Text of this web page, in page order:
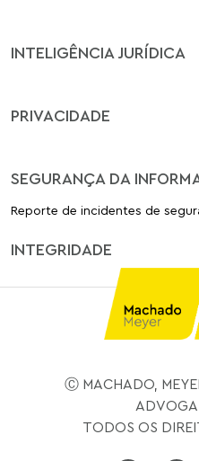
INTELIGÊNCIA JURÍDICA
PRIVACIDADE
SEGURANÇA DA
Reporte de incidentes de
INTEGRIDADE
Ⓒ MACHADO,
TODOS OS